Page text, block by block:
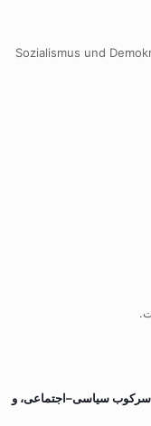
Sozialismus und
سرکوب سیاسی–اجتماعی، و